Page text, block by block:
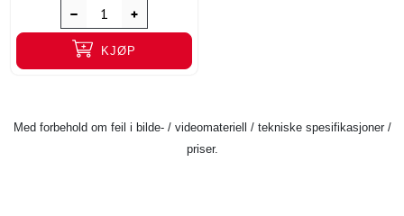
KJØP
Med forbehold om feil i bilde- / videomateriell / tekniske spesifikasjoner /
priser.